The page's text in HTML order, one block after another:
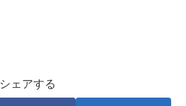
シェアする